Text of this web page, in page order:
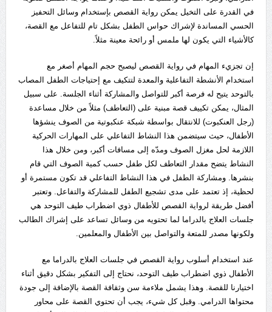
في القدرة على التخيل يمكن رواية القصص بإستخدام وسائل التحفيز
الحسي المساندة لإشراك حواس الطفل بشكل تام للتفاعل مع القصة،
كالأشياء التي يكون لها ملمس أو رائحة معينة مثلاً.
إن تجزيء المهام في رواية القصص ليصبح حجم المهام أصغر مع
استخدام الأنشطة التفاعلية والمعدة لتتكيف مع إحتياجات الطفل المصاب
بالتوحد يتيح له فرصة أكبر للتواصل والمشاركة أثناء الجلسة. على سبيل
المثال، يمكن تكييف قصة مبنية على (التعاطف) مثلاً من خلال مساعدة
(رجل العنكبوت) للانتقال بواسطة شبكة عنكبوتية من الصوف ينشؤها
الأطفال، حيث سيتضمن هذا النشاط التفاعلي على المهارات الحركية
اللازمة لحل مغزل الصوف ومدّه إلى مسافات أكبر، ومن خلال هذا
النشاط يتضح مقدار التعاطف لكل طفل حسب كمية الصوف التي قام
بنشرها. ومشاركة الطفل في هذا النشاط التفاعلي قد تكون مستمرة أو
لحظية، إذ تعتمد على مدى تشجيع الطفل للمشاركة والتفاعل. وتعتبر
أفضل طريقة لرواية القصص للأطفال ذوي اضطراب طيف التوحد هي
جلسات العلاج بالدراما لما تحتويه من وسائل تساعد على إشراك الطالب
ولكونها مصدر للمتعة والتواصل بين الأطفال والمعلمين.
عند استخدام أسلوب رواية القصص في جلسات العلاج بالدراما مع
الأطفال ذوي اضطراب طيف التوحد، نحتاج إلى التفكير بشكل دقيق أثناء
اختيارنا للقصة. وهذا يشمل ملاءمة سن وثقافة القصة بالإضافة إلى جودة
محتواها الدرامي. وقبل كل شيء، يجب أن تحتوي القصة على محاور